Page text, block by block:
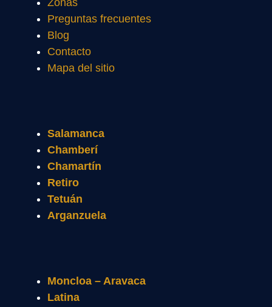
Zonas
Preguntas frecuentes
Blog
Contacto
Mapa del sitio
Salamanca
Chamberí
Chamartín
Retiro
Tetuán
Arganzuela
Moncloa – Aravaca
Latina